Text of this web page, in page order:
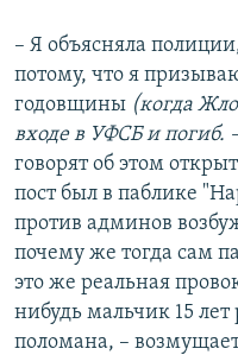
– Я объясняла
потому, что я
годовщины (когда
входе в УФСБ и погиб.
говорят об этом
пост был в паблике
против админов
почему же тогда сам
это же реальная
нибудь мальчик 15 лет
поломана, –